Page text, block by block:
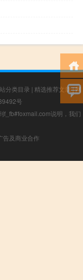
分类目录 | 精选推荐文章|网
号
f_fb#foxmail.com说明，我们
告及商业合作